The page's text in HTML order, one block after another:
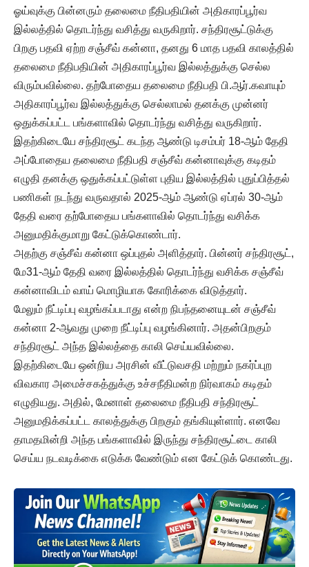
ஓய்வுக்கு பின்னரும் தலைமை நீதிபதியின் அதிகாரப்பூர்வ
இல்லத்தில் தொடர்ந்து வசித்து வருகிறார். சந்திரசூட்டுக்கு
பிறகு பதவி ஏற்ற சஞ்சீவ் கன்னா, தனது 6 மாத பதவி காலத்தில்
தலைமை நீதிபதியின் அதிகாரப்பூர்வ இல்லத்துக்கு செல்ல
விரும்பவில்லை. தற்போதைய தலைமை நீதிபதி பி.ஆர்.கவாயும்
அதிகாரப்பூர்வ இல்லத்துக்கு செல்லாமல் தனக்கு முன்னர்
ஒதுக்கப்பட்ட பங்களாவில் தொடர்ந்து வசித்து வருகிறார்.
இதற்கிடையே சந்திரசூட் கடந்த ஆண்டு டிசம்பர் 18-ஆம் தேதி
அப்போதைய தலைமை நீதிபதி சஞ்சீவ் கன்னாவுக்கு கடிதம்
எழுதி தனக்கு ஒதுக்கப்பட்டுள்ள புதிய இல்லத்தில் புதுப்பித்தல்
பணிகள் நடந்து வருவதால் 2025-ஆம் ஆண்டு ஏப்ரல் 30-ஆம்
தேதி வரை தற்போதைய பங்களாவில் தொடர்ந்து வசிக்க
அனுமதிக்குமாறு கேட்டுக்கொண்டார்.
அதற்கு சஞ்சீவ் கன்னா ஒப்புதல் அளித்தார். பின்னர் சந்திரசூட்,
மே31-ஆம் தேதி வரை இல்லத்தில் தொடர்ந்து வசிக்க சஞ்சீவ்
கன்னாவிடம் வாய் மொழியாக கோரிக்கை விடுத்தார்.
மேலும் நீட்டிப்பு வழங்கப்படாது என்ற நிபந்தனையுடன் சஞ்சீவ்
கன்னா 2-ஆவது முறை நீட்டிப்பு வழங்கினார். அதன்பிறகும்
சந்திரசூட் அந்த இல்லத்தை காலி செய்யவில்லை.
இதற்கிடையே ஒன்றிய அரசின் வீட்டுவசதி மற்றும் நகர்ப்புற
விவகார அமைச்சகத்துக்கு உச்சநீதிமன்ற நிர்வாகம் கடிதம்
எழுதியது. அதில், மேனாள் தலைமை நீதிபதி சந்திரசூட்
அனுமதிக்கப்பட்ட காலத்துக்கு பிறகும் தங்கியுள்ளார். எனவே
தாமதமின்றி அந்த பங்களாவில் இருந்து சந்திரசூட்டை காலி
செய்ய நடவடிக்கை எடுக்க வேண்டும் என கேட்டுக் கொண்டது.